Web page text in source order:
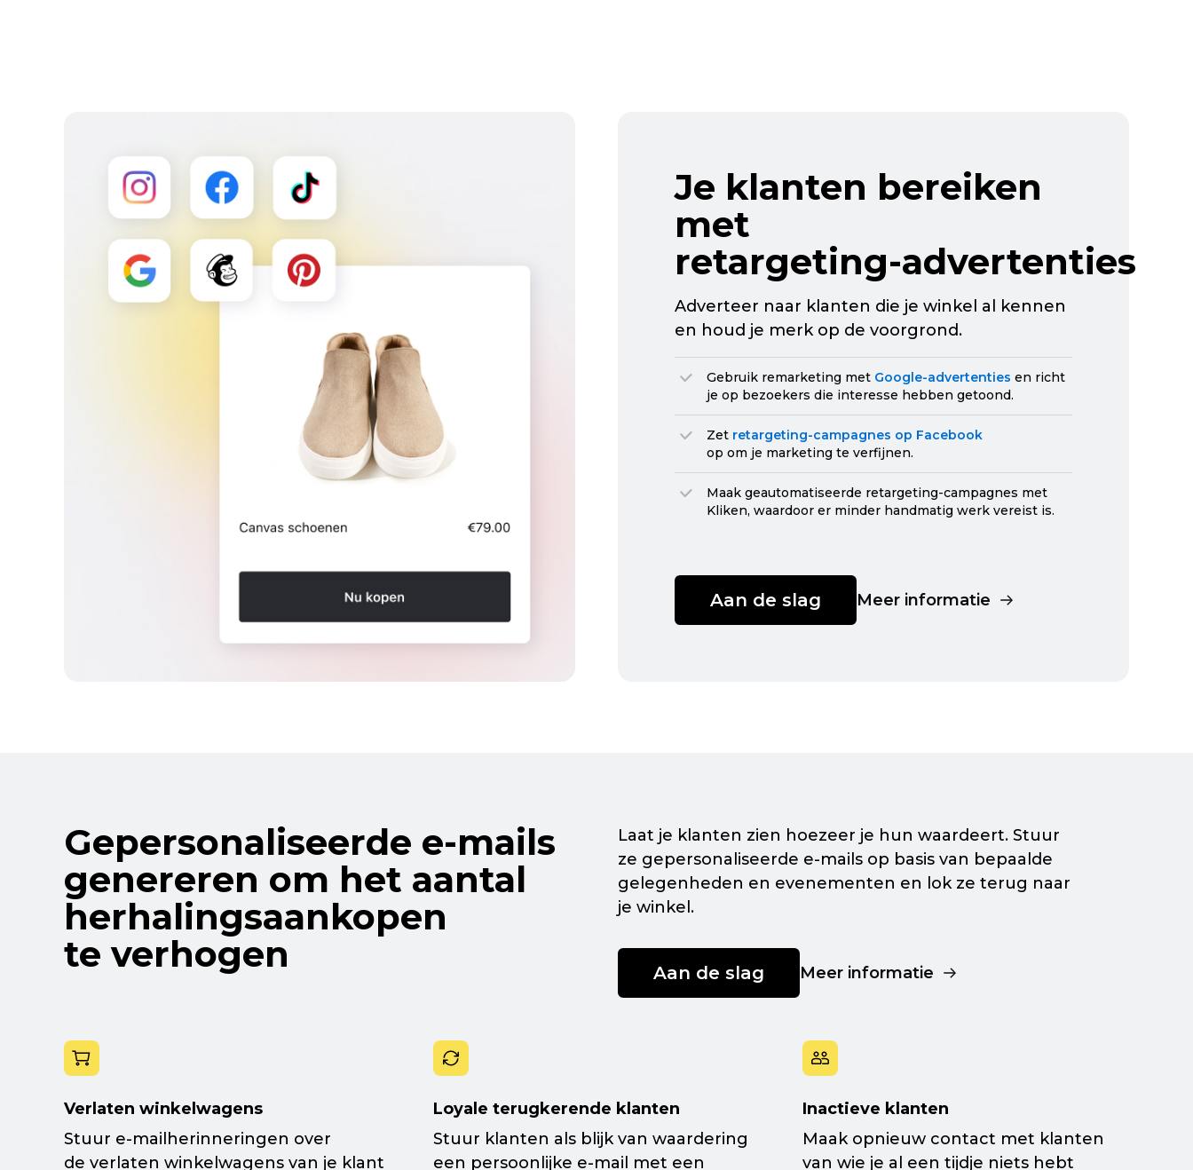
Je klanten bereiken
met
retargeting-advertenties
Adverteer naar klanten die je winkel al kennen
en houd je merk op de voorgrond.
Gebruik remarketing met Google-advertenties en richt
je op bezoekers die interesse hebben getoond.
Zet retargeting-campagnes op Facebook
op om je marketing te verfijnen.
Maak geautomatiseerde retargeting-campagnes met
Kliken, waardoor er minder handmatig werk vereist is.
Aan de slag Meer informatie
Gepersonaliseerde e-mails
genereren om het aantal
herhalingsaankopen
te verhogen
Laat je klanten zien hoezeer je hun waardeert. Stuur
ze gepersonaliseerde e-mails op basis van bepaalde
gelegenheden en evenementen en lok ze terug naar
je winkel.
Aan de slag Meer informatie
Verlaten winkelwagens
Stuur e-mailherinneringen over
de verlaten winkelwagens van je klant
Loyale terugkerende klanten
Stuur klanten als blijk van waardering
een persoonlijke e-mail met een
Inactieve klanten
Maak opnieuw contact met klanten
van wie je al een tijdje niets hebt